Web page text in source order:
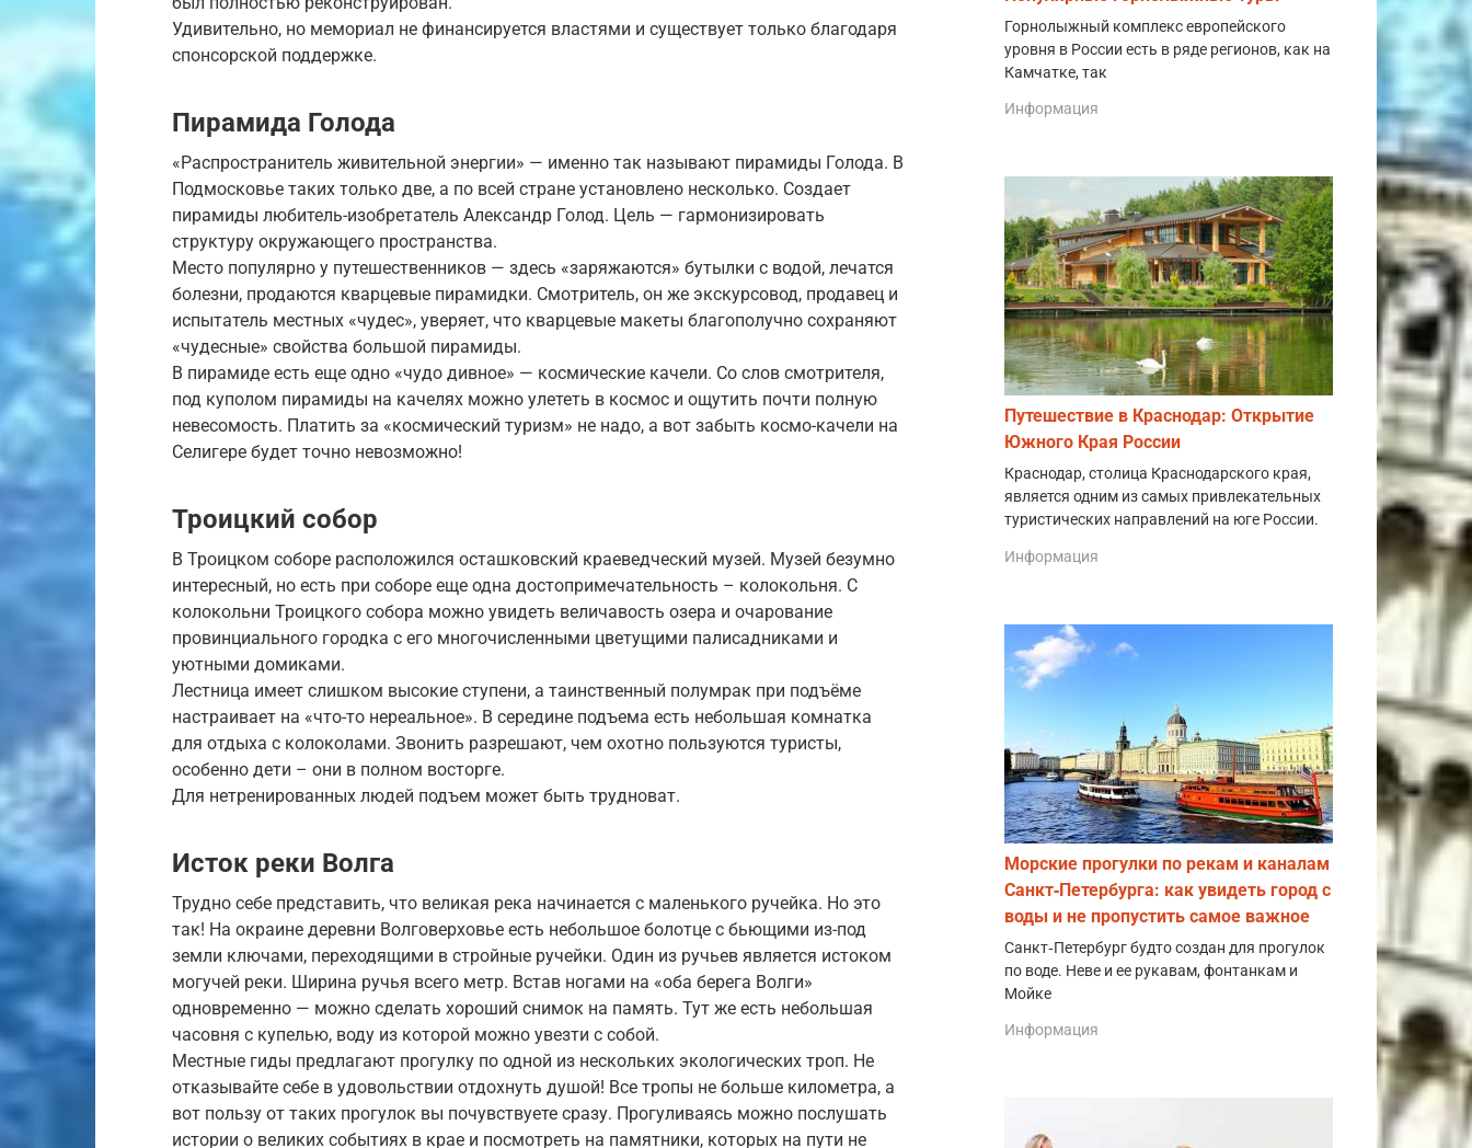
Удивительно, но мемориал не финансируется властями и существует только благодаря
спонсорской поддержке.
Пирамида Голода
«Распространитель живительной энергии» — именно так называют пирамиды Голода. В
Подмосковье таких только две, а по всей стране установлено несколько. Создает
пирамиды любитель-изобретатель Александр Голод. Цель — гармонизировать
структуру окружающего пространства.
Место популярно у путешественников — здесь «заряжаются» бутылки с водой, лечатся
болезни, продаются кварцевые пирамидки. Смотритель, он же экскурсовод, продавец и
испытатель местных «чудес», уверяет, что кварцевые макеты благополучно сохраняют
«чудесные» свойства большой пирамиды.
В пирамиде есть еще одно «чудо дивное» — космические качели. Со слов смотрителя,
под куполом пирамиды на качелях можно улететь в космос и ощутить почти полную
невесомость. Платить за «космический туризм» не надо, а вот забыть космо-качели на
Селигере будет точно невозможно!
Троицкий собор
В Троицком соборе расположился осташковский краеведческий музей. Музей безумно
интересный, но есть при соборе еще одна достопримечательность – колокольня. С
колокольни Троицкого собора можно увидеть величавость озера и очарование
провинциального городка с его многочисленными цветущими палисадниками и
уютными домиками.
Лестница имеет слишком высокие ступени, а таинственный полумрак при подъёме
настраивает на «что-то нереальное». В середине подъема есть небольшая комнатка
для отдыха с колоколами. Звонить разрешают, чем охотно пользуются туристы,
особенно дети – они в полном восторге.
Для нетренированных людей подъем может быть трудноват.
Исток реки Волга
Трудно себе представить, что великая река начинается с маленького ручейка. Но это
так! На окраине деревни Волговерховье есть небольшое болотце с бьющими из-под
земли ключами, переходящими в стройные ручейки. Один из ручьев является истоком
могучей реки. Ширина ручья всего метр. Встав ногами на «оба берега Волги»
одновременно — можно сделать хороший снимок на память. Тут же есть небольшая
часовня с купелью, воду из которой можно увезти с собой.
Местные гиды предлагают прогулку по одной из нескольких экологических троп. Не
отказывайте себе в удовольствии отдохнуть душой! Все тропы не больше километра, а
вот пользу от таких прогулок вы почувствуете сразу. Прогуливаясь можно послушать
истории о великих событиях в крае и посмотреть на памятники, которых на пути не
Горнолыжный комплекс европейского
уровня в России есть в ряде регионов, как на
Камчатке, так
Информация
Путешествие в Краснодар: Открытие
Южного Края России
Краснодар, столица Краснодарского края,
является одним из самых привлекательных
туристических направлений на юге России.
Информация
Морские прогулки по рекам и каналам
Санкт‑Петербурга: как увидеть город с
воды и не пропустить самое важное
Санкт‑Петербург будто создан для прогулок
по воде. Неве и ее рукавам, фонтанкам и
Мойке
Информация